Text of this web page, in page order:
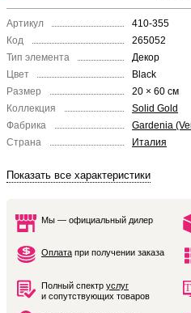
Артикул
410-355
Код
265052
Тип элемента
Декор
Цвет
Black
Размер
20 × 60 см
Коллекция
Solid Gold
Фабрика
Gardenia
Страна
Италия
Показать все характеристики
Мы — официальный дилер
Оплата при получении заказа
Полный спектр услуг
и сопутствующих товаров